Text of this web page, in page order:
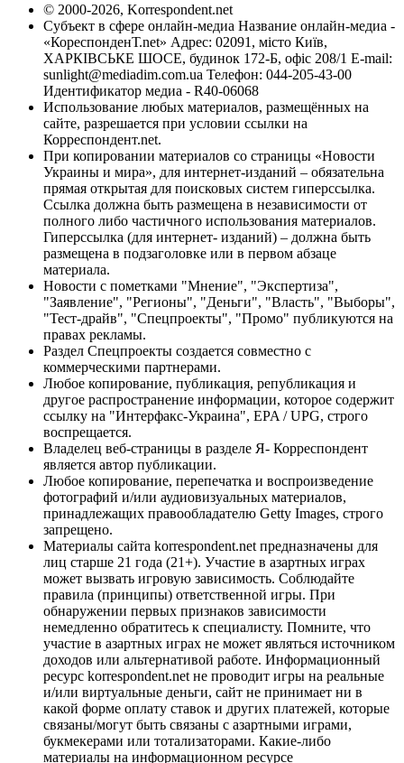
© 2000-2026, Korrespondent.net
Субъект в сфере онлайн-медиа Название онлайн-медиа -
«КореспонденТ.net» Адрес: 02091, місто Київ,
ХАРКІВСЬКЕ ШОСЕ, будинок 172-Б, офіс 208/1 E-mail:
sunlight@mediadim.com.ua Телефон: 044-205-43-00
Идентификатор медиа - R40-06068
Использование любых материалов, размещённых на
сайте, разрешается при условии ссылки на
Корреспондент.net.
При копировании материалов со страницы «Новости
Украины и мира», для интернет-изданий – обязательна
прямая открытая для поисковых систем гиперссылка.
Ссылка должна быть размещена в независимости от
полного либо частичного использования материалов.
Гиперссылка (для интернет- изданий) – должна быть
размещена в подзаголовке или в первом абзаце
материала.
Новости с пометками "Мнение", "Экспертиза",
"Заявление", "Регионы", "Деньги", "Власть", "Выборы",
"Тест-драйв", "Спецпроекты", "Промо" публикуются на
правах рекламы.
Раздел Спецпроекты создается совместно с
коммерческими партнерами.
Любое копирование, публикация, републикация и
другое распространение информации, которое содержит
ссылку на "Интерфакс-Украина", EPA / UPG, строго
воспрещается.
Владелец веб-страницы в разделе Я- Корреспондент
является автор публикации.
Любое копирование, перепечатка и воспроизведение
фотографий и/или аудиовизуальных материалов,
принадлежащих правообладателю Getty Images, строго
запрещено.
Материалы сайта korrespondent.net предназначены для
лиц старше 21 года (21+). Участие в азартных играх
может вызвать игровую зависимость. Соблюдайте
правила (принципы) ответственной игры. При
обнаружении первых признаков зависимости
немедленно обратитесь к специалисту. Помните, что
участие в азартных играх не может являться источником
доходов или альтернативой работе. Информационный
ресурс korrespondent.net не проводит игры на реальные
и/или виртуальные деньги, сайт не принимает ни в
какой форме оплату ставок и других платежей, которые
связаны/могут быть связаны с азартными играми,
букмекерами или тотализаторами. Какие-либо
материалы на информационном ресурсе